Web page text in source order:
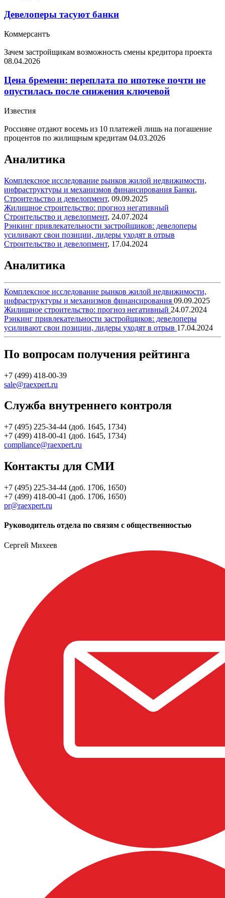
Девелоперы тасуют банки
Коммерсантъ
Зачем застройщикам возможность смены кредитора проекта
08.04.2026
Цена бремени: переплата по ипотеке почти не
опустилась после снижения ключевой
Известия
Россияне отдают восемь из 10 платежей лишь на погашение
процентов по жилищным кредитам 04.03.2026
Аналитика
Комплексное исследование рынков жилой недвижимости,
инфраструктуры и механизмов финансирования Банки,
Строительство и девелопмент, 09.09.2025
Жилищное строительство: прогноз негативный
Строительство и девелопмент, 24.07.2024
Рэнкинг привлекательности застройщиков: девелоперы
усиливают свои позиции, лидеры уходят в отрыв
Строительство и девелопмент, 17.04.2024
Аналитика
Комплексное исследование рынков жилой недвижимости,
инфраструктуры и механизмов финансирования 09.09.2025
Жилищное строительство: прогноз негативный 24.07.2024
Рэнкинг привлекательности застройщиков: девелоперы
усиливают свои позиции, лидеры уходят в отрыв 17.04.2024
По вопросам получения рейтинга
+7 (499) 418-00-39
sale@raexpert.ru
Служба внутреннего контроля
+7 (495) 225-34-44 (доб. 1645, 1734)
+7 (499) 418-00-41 (доб. 1645, 1734)
compliance@raexpert.ru
Контакты для СМИ
+7 (495) 225-34-44 (доб. 1706, 1650)
+7 (499) 418-00-41 (доб. 1706, 1650)
pr@raexpert.ru
Руководитель отдела по связям с общественностью
Сергей Михеев